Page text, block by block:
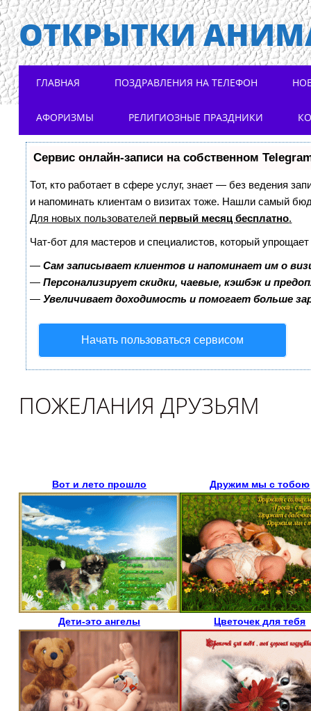
ОТКРЫТКИ
Main menu
ГЛАВНАЯ ПОЗДРАВЛЕНИЯ НА ТЕЛЕФОН
АФОРИЗМЫ РЕЛИГИОЗНЫЕ ПРАЗДНИКИ
Сервис онлайн-записи на собственном
Тот, кто работает в сфере услуг, знает — без ведения
и напоминать клиентам о визитах тоже. Нашли самый
Для новых пользователей первый месяц бесплатно.
Чат-бот для мастеров и специалистов, который
—Сам записывает клиентов и напоминает им о
—Персонализирует скидки, чаевые, кэшбэк и
—Увеличивает доходимость и помогает больше
Начать пользоваться сервисом
ПОЖЕЛАНИЯ ДРУЗЬЯМ
Вот и лето прошло Дружим мы с тобою
Дети-это ангелы Цветочек для тебя